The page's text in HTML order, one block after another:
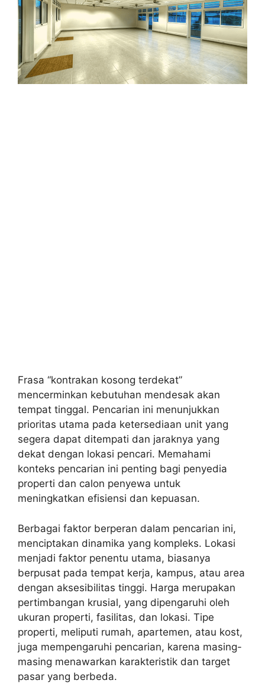
Frasa “kontrakan kosong terdekat”
mencerminkan kebutuhan mendesak akan
tempat tinggal. Pencarian ini menunjukkan
prioritas utama pada ketersediaan unit yang
segera dapat ditempati dan jaraknya yang
dekat dengan lokasi pencari. Memahami
konteks pencarian ini penting bagi penyedia
properti dan calon penyewa untuk
meningkatkan efisiensi dan kepuasan.
Berbagai faktor berperan dalam pencarian ini,
menciptakan dinamika yang kompleks. Lokasi
menjadi faktor penentu utama, biasanya
berpusat pada tempat kerja, kampus, atau area
dengan aksesibilitas tinggi. Harga merupakan
pertimbangan krusial, yang dipengaruhi oleh
ukuran properti, fasilitas, dan lokasi. Tipe
properti, meliputi rumah, apartemen, atau kost,
juga mempengaruhi pencarian, karena masing-
masing menawarkan karakteristik dan target
pasar yang berbeda.